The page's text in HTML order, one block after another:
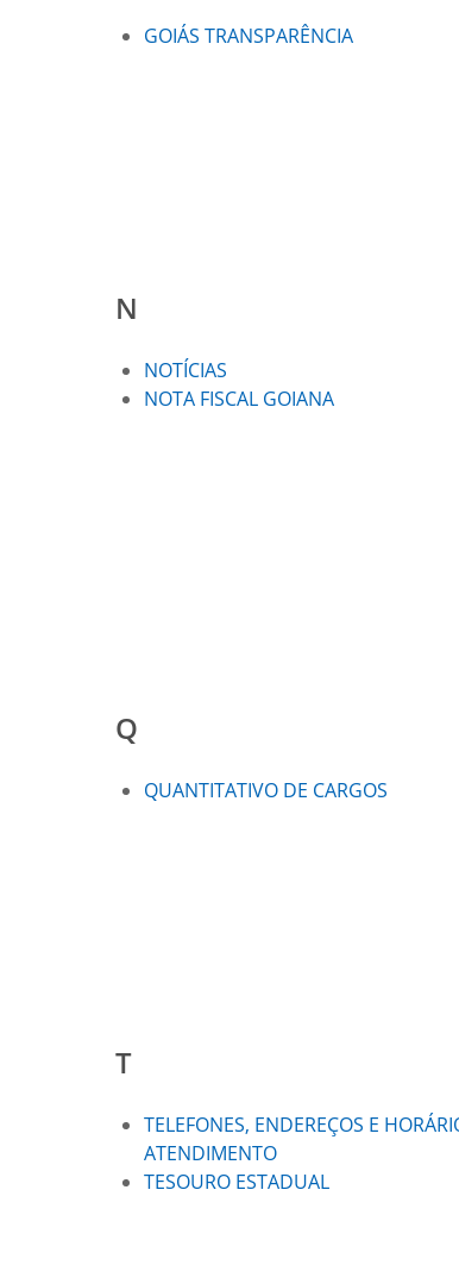
GOIÁS TRANSPARÊNCIA
N
NOTÍCIAS
NOTA FISCAL GOIANA
Q
QUANTITATIVO DE CARGOS
T
TELEFONES, ENDEREÇOS E
ATENDIMENTO
TESOURO ESTADUAL